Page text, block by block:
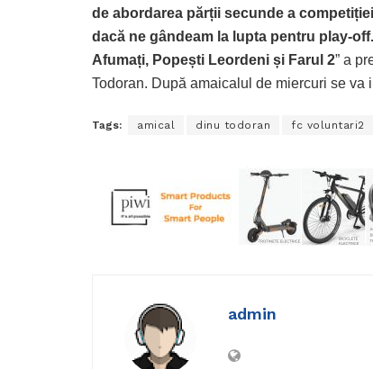
de abordarea părții secunde a
dacă ne gândeam la lupta pentru play-
Afumați, Popești Leordeni și Farul 2” a
Todoran. După amaicalul de miercuri se
Tags: amical dinu todoran fc voluntari2
admin